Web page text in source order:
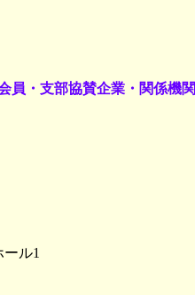
員・支部協賛企業・関係機関
ル1